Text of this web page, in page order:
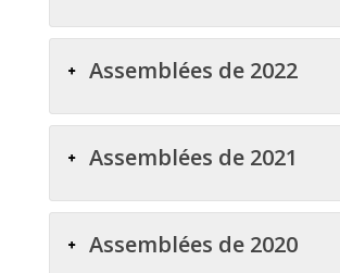
Assemblées de 2022
Assemblées de 2021
Assemblées de 2020